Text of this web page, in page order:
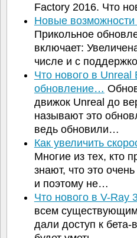
Factory 2016. Что
Новые
Прикольное
включает:
числе и с
Что нового в
обновление…
движок Unreal до
называют это
ведь обновили…
Как увеличить
Многие из тех, кто
знают, что это
и поэтому не…
Что нового в V-Ray
всем
дали доступ к